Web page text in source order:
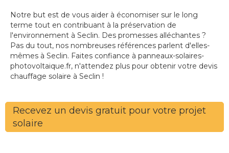
Notre but est de vous aider à économiser sur le long
terme tout en contribuant à la préservation de
l'environnement à Seclin. Des promesses alléchantes ?
Pas du tout, nos nombreuses références parlent d'elles-
mêmes à Seclin. Faites confiance à panneaux-solaires-
photovoltaique.fr, n'attendez plus pour obtenir votre devis
chauffage solaire à Seclin !
Recevez un devis gratuit pour votre projet
solaire